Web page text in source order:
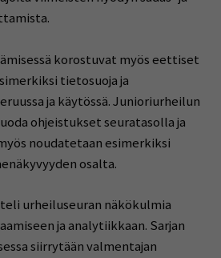
korostuvat myös eettiset
tietosuoja ja
ja käytössä. Junioriurheilun
ohjeistukset seuratasolla ja
noudatetaan esimerkiksi
osalta.
urheiluseuran näkökulmia
ja analytiikkaan. Sarjan
siirrytään valmentajan